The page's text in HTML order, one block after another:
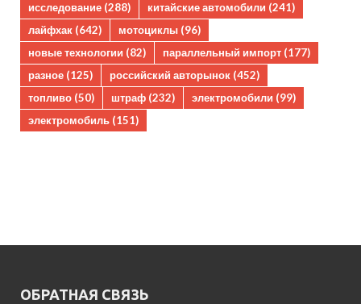
исследование (288) китайские автомобили (241)
лайфхак (642) мотоциклы (96)
новые технологии (82) параллельный импорт (177)
разное (125) российский авторынок (452)
топливо (50) штраф (232) электромобили (99)
электромобиль (151)
ОБРАТНАЯ СВЯЗЬ